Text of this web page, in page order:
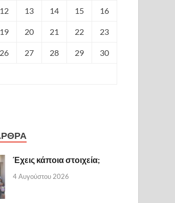
12 13 14 15 16
19 20 21 22 23
26 27 28 29 30
Έχεις κάποια στοιχεία;
4 Αυγούστου 2026